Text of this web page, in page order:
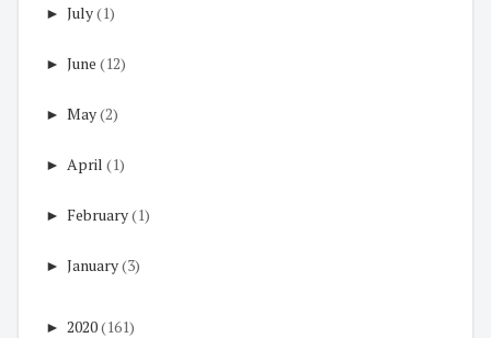
► July(1)
► June (12)
► May(2)
► April (1)
► February(1)
► January(3)
► 2020(161)